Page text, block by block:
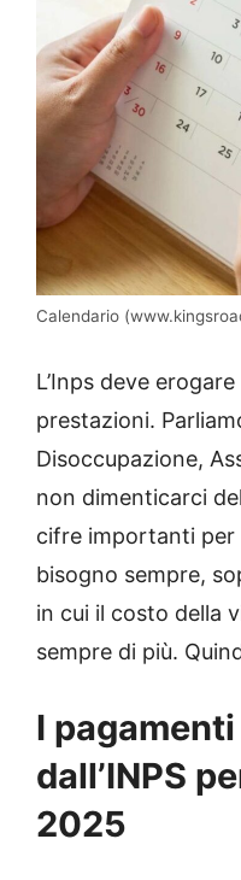
Calendario
L’Inps deve
prestazioni.
Disoccupazione,
non dimenticarci
cifre importanti per
bisogno sempre,
in cui il costo della
sempre di più.
I
dall’INPS
2025